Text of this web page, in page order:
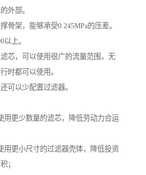
外部。
骨架，能够承受0.245MPa的压差。
上。
芯，可以使用很广的流量范围，无
时都可以使用。
可以少配置过滤器。
用更少数量的滤芯，降低劳动力合运
用更小尺寸的过滤器壳体，降低投资
；